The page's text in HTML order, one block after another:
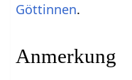
Göttinnen.
Anmerkung